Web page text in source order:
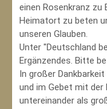
einen Rosenkranz
Heimatort zu beten
unseren Glauben.
Unter "Deutschland
Ergänzendes. Bitte
In großer
und im Gebet mit
untereinander als